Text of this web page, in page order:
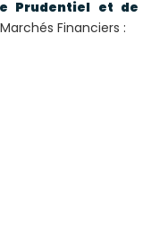
Prudentiel et de
Financiers :